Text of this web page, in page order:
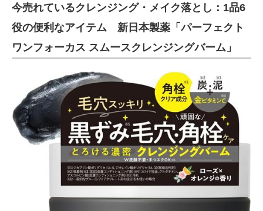
今売れているクレンジング・メイク落とし：1品6
役の便利なアイテム 新日本製薬「パーフェクト
ワンフォーカス スムースクレンジングバーム」